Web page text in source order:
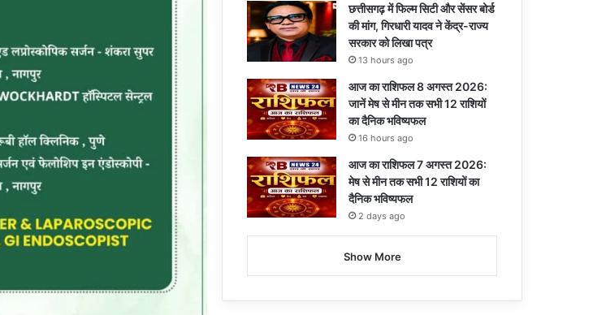
छत्तीसगढ़ में फिल्म सिटी और सेंसर बोर्ड
की मांग, गिरधारी यादव ने केंद्र-राज्य
सरकार को लिखा पत्र
13 hours ago
आज का राशिफल 8 अगस्त 2026:
जानें मेष से मीन तक सभी 12 राशियों
का दैनिक भविष्यफल
16 hours ago
आज का राशिफल 7 अगस्त 2026:
मेष से मीन तक सभी 12 राशियों का
दैनिक भविष्यफल
2 days ago
Show More